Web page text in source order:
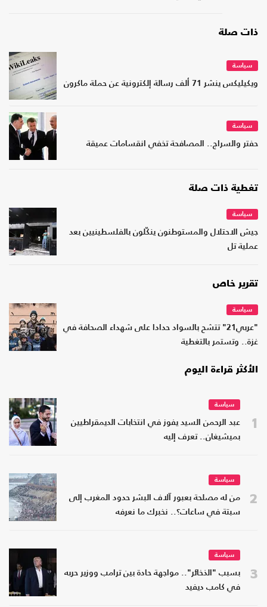
ذات صلة
سياسة
ويكيليكس ينشر 71 ألف رسالة إلكترونية عن حملة ماكرون
سياسة
حفتر والسراج.. المصافحة تخفي انقسامات عميقة
تغطية ذات صلة
سياسة
جيش الاحتلال والمستوطنون ينكّلون بالفلسطينيين بعد
عملية تل
تقرير خاص
سياسة
"عربي21" تتشح بالسواد حدادا على شهداء الصحافة في
غزة.. وتستمر بالتغطية
الأكثر قراءة اليوم
1
سياسة
عبد الرحمن السيد يفوز في انتخابات الديمقراطيين
بميشيغان.. تعرف إليه
2
سياسة
من له مصلحة بعبور آلاف البشر حدود المغرب إلى
سبتة في ساعات؟.. نخبرك ما نعرفه
3
سياسة
بسبب "الذخائر".. مواجهة حادة بين ترامب ووزير حربه
في كامب ديفيد